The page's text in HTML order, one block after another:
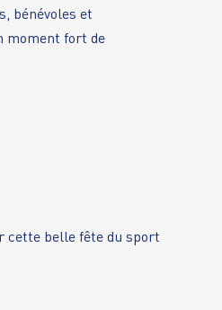
bénévoles et
moment fort de
cette belle fête du sport